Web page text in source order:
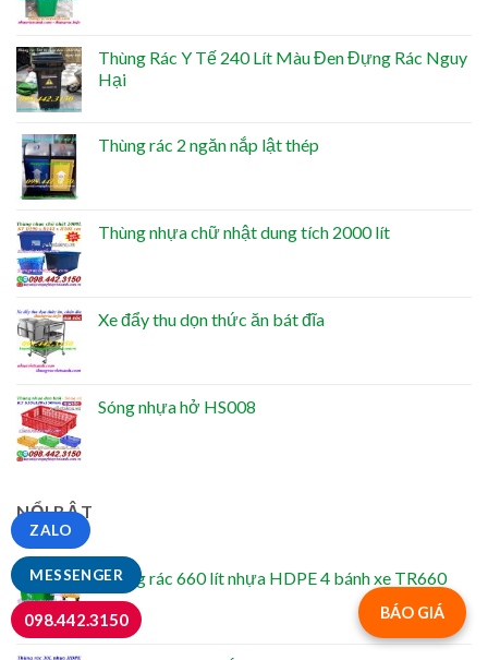
Thùng Rác Y Tế 240 Lít Màu Đen Đựng Rác Nguy
Hại
Thùng rác 2 ngăn nắp lật thép
Thùng nhựa chữ nhật dung tích 2000 lít
Xe đẩy thu dọn thức ăn bát đĩa
Sóng nhựa hở HS008
NỔI BẬT
Thùng rác 660 lít nhựa HDPE 4 bánh xe TR660
BÁO GIÁ
MESSENGER
ZALO
098.442.3150